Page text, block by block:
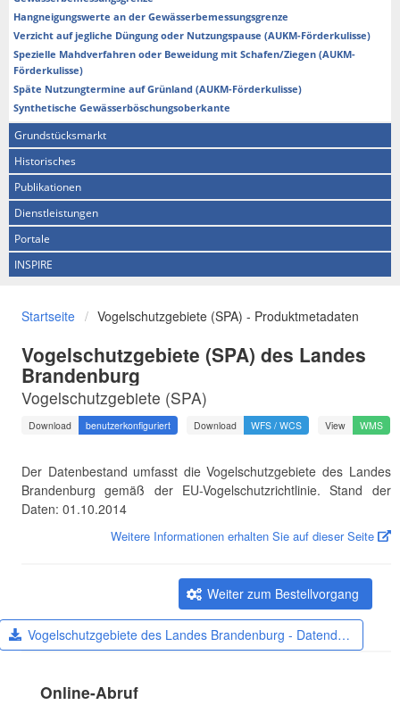
Hangneigungswerte an der Gewässerbemessungsgrenze
Verzicht auf jegliche Düngung oder Nutzungspause (AUKM-Förderkulisse)
Spezielle Mahdverfahren oder Beweidung mit Schafen/Ziegen (AUKM-
Förderkulisse)
Späte Nutzungtermine auf Grünland (AUKM-Förderkulisse)
Synthetische Gewässerböschungsoberkante
Grundstücksmarkt
Historisches
Publikationen
Dienstleistungen
Portale
INSPIRE
Startseite Vogelschutzgebiete (SPA) - Produktmetadaten
Vogelschutzgebiete (SPA) des Landes
Brandenburg
Vogelschutzgebiete (SPA)
Download benutzerkonfiguriert Download WFS / WCS View WMS
Der Datenbestand umfasst die Vogelschutzgebiete des Landes
Brandenburg gemäß der EU-Vogelschutzrichtlinie. Stand der
Daten: 01.10.2014
Weitere Informationen erhalten Sie auf dieser Seite
Weiter zum Bestellvorgang
Vogelschutzgebiete des Landes Brandenburg - Datend…
Online-Abruf